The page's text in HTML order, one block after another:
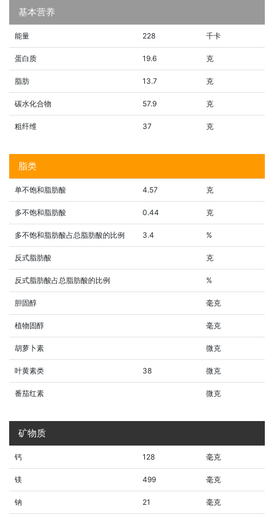
基本营养
能量 228 千卡
蛋白质 19.6 克
脂肪 13.7 克
碳水化合物 57.9 克
粗纤维 37 克
脂类
单不饱和脂肪酸 4.57 克
多不饱和脂肪酸 0.44 克
多不饱和脂肪酸占总脂肪酸的比例 3.4 %
反式脂肪酸 克
反式脂肪酸占总脂肪酸的比例 %
胆固醇 毫克
植物固醇 毫克
胡萝卜素 微克
叶黄素类 38 微克
番茄红素 微克
矿物质
钙 128 毫克
镁 499 毫克
钠 21 毫克